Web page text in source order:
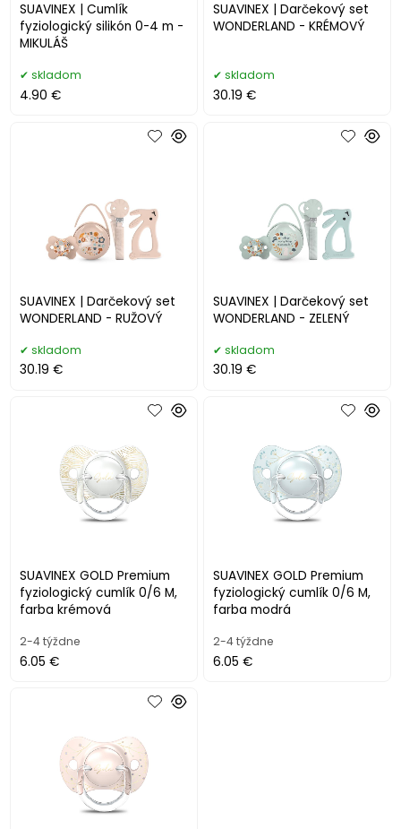
SUAVINEX | Cumlík
fyziologický silikón 0-4 m -
MIKULÁŠ
skladom
4.90 €
SUAVINEX | Darčekový set
WONDERLAND - KRÉMOVÝ
skladom
30.19 €
SUAVINEX | Darčekový set
WONDERLAND - RUŽOVÝ
skladom
30.19 €
SUAVINEX | Darčekový set
WONDERLAND - ZELENÝ
skladom
30.19 €
SUAVINEX GOLD Premium
fyziologický cumlík 0/6 M,
farba krémová
2-4 týždne
6.05 €
SUAVINEX GOLD Premium
fyziologický cumlík 0/6 M,
farba modrá
2-4 týždne
6.05 €